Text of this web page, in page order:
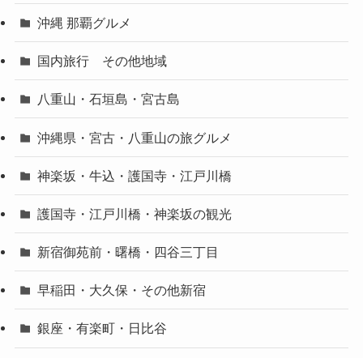
沖縄 那覇グルメ
国内旅行 その他地域
八重山・石垣島・宮古島
沖縄県・宮古・八重山の旅グルメ
神楽坂・牛込・護国寺・江戸川橋
護国寺・江戸川橋・神楽坂の観光
新宿御苑前・曙橋・四谷三丁目
早稲田・大久保・その他新宿
銀座・有楽町・日比谷